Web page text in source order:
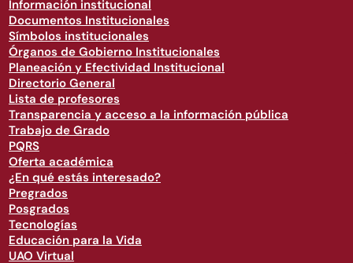
Información institucional
Documentos Institucionales
Símbolos institucionales
Órganos de Gobierno Institucionales
Planeación y Efectividad Institucional
Directorio General
Lista de profesores
Transparencia y acceso a la información pública
Trabajo de Grado
PQRS
Oferta académica
¿En qué estás interesado?
Pregrados
Posgrados
Tecnologías
Educación para la Vida
UAO Virtual